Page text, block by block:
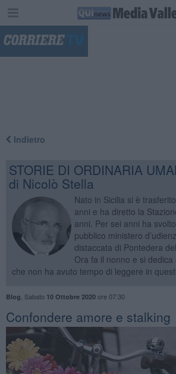
Indietro
STORIE DI ORDINARIA
di Nicolò Stella
Nato in Sicilia si è
anni e ha diretto la
anni. Per sei anni ha
pubblico ministero
distaccata di Pontedera
Ora fa il nonno e si
che non ha avuto tempo di leggere in
Blog Sabato 10 Ottobre 2020ore 07:30
​Confondere amore e stalking